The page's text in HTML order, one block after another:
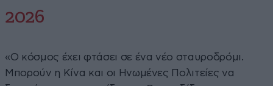
2026
«Ο κόσμος έχει φτάσει σε ένα νέο σταυροδρόμι.
Μπορούν η Κίνα και οι Ηνωμένες Πολιτείες να